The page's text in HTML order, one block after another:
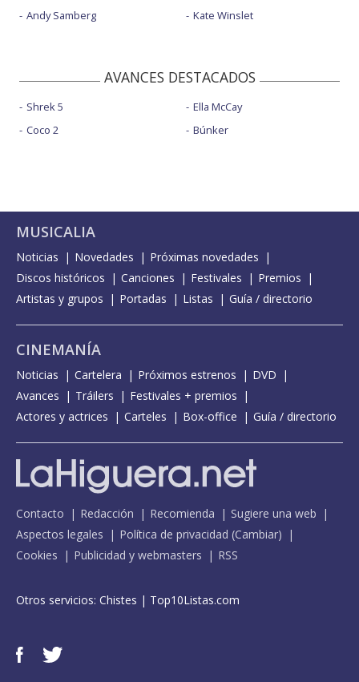
Andy Samberg
Kate Winslet
AVANCES DESTACADOS
Shrek 5
Coco 2
Ella McCay
Búnker
MUSICALIA
Noticias Novedades
Próximas novedades
Discos históricos
Canciones Festivales
Premios
Artistas y grupos
Portadas Listas Guía / directorio
CINEMANÍA
Noticias Cartelera Próximos estrenos
DVD
Avances
Tráilers
Festivales + premios
Actores y actrices
Carteles Box-office Guía / directorio
Contacto Redacción Recomienda
Sugiere una web
Aspectos legales
Política de privacidad (Cambiar)
Cookies
Publicidad y webmasters RSS
Otros servicios: Chistes | Top10Listas.com